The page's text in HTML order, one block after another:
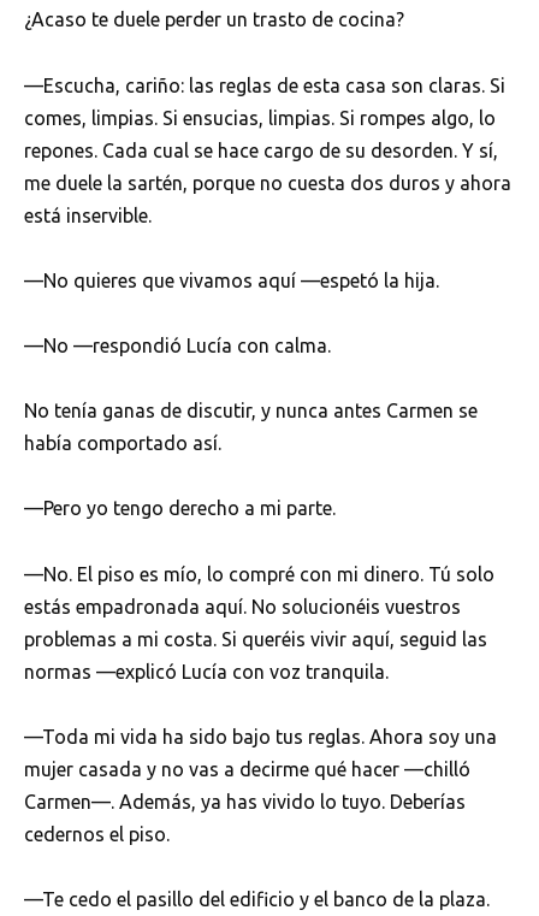
¿Acaso te duele perder un trasto de cocina?
—Escucha, cariño: las reglas de esta casa son claras. Si
comes, limpias. Si ensucias, limpias. Si rompes algo, lo
repones. Cada cual se hace cargo de su desorden. Y sí,
me duele la sartén, porque no cuesta dos duros y ahora
está inservible.
—No quieres que vivamos aquí —espetó la hija.
—No —respondió Lucía con calma.
No tenía ganas de discutir, y nunca antes Carmen se
había comportado así.
—Pero yo tengo derecho a mi parte.
—No. El piso es mío, lo compré con mi dinero. Tú solo
estás empadronada aquí. No solucionéis vuestros
problemas a mi costa. Si queréis vivir aquí, seguid las
normas —explicó Lucía con voz tranquila.
—Toda mi vida ha sido bajo tus reglas. Ahora soy una
mujer casada y no vas a decirme qué hacer —chilló
Carmen—. Además, ya has vivido lo tuyo. Deberías
cedernos el piso.
—Te cedo el pasillo del edificio y el banco de la plaza.